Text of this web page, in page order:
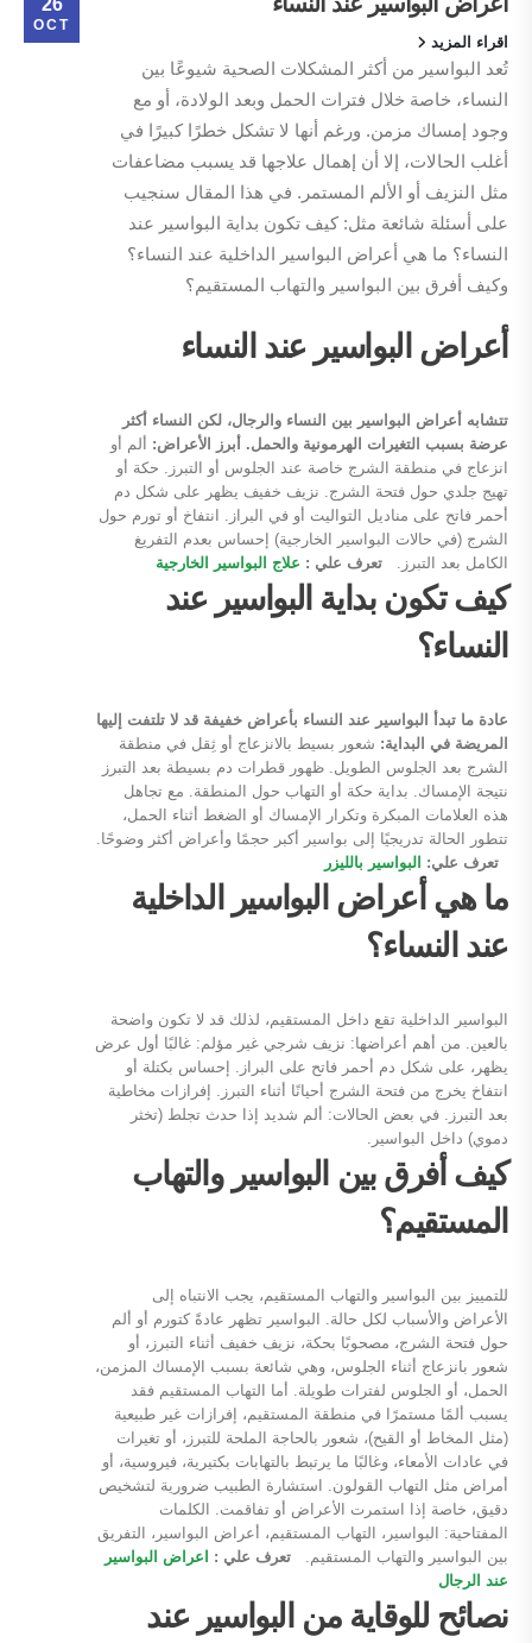
26
OCT
اقراء المزيد
تُعد البواسير من أكثر المشكلات الصحية شيوعًا بين
النساء، خاصة خلال فترات الحمل وبعد الولادة، أو مع
وجود إمساك مزمن. ورغم أنها لا تشكل خطرًا كبيرًا في
أغلب الحالات، إلا أن إهمال علاجها قد يسبب مضاعفات
مثل النزيف أو الألم المستمر. في هذا المقال سنجيب
على أسئلة شائعة مثل: كيف تكون بداية البواسير عند
النساء؟ ما هي أعراض البواسير الداخلية عند النساء؟
وكيف أفرق بين البواسير والتهاب المستقيم؟
أعراض البواسير عند النساء
تتشابه أعراض البواسير بين النساء والرجال، لكن النساء أكثر
عرضة بسبب التغيرات الهرمونية والحمل. أبرز الأعراض: ألم أو
انزعاج في منطقة الشرج خاصة عند الجلوس أو التبرز. حكة أو
تهيج جلدي حول فتحة الشرج. نزيف خفيف يظهر على شكل دم
أحمر فاتح على مناديل التواليت أو في البراز. انتفاخ أو تورم حول
الشرج (في حالات البواسير الخارجية) إحساس بعدم التفريغ
الكامل بعد التبرز. تعرف علي : علاج البواسير الخارجية
كيف تكون بداية البواسير عند
النساء؟
عادة ما تبدأ البواسير عند النساء بأعراض خفيفة قد لا تلتفت إليها
المريضة في البداية: شعور بسيط بالانزعاج أو ثِقل في منطقة
الشرج بعد الجلوس الطويل. ظهور قطرات دم بسيطة بعد التبرز
نتيجة الإمساك. بداية حكة أو التهاب حول المنطقة. مع تجاهل
هذه العلامات المبكرة وتكرار الإمساك أو الضغط أثناء الحمل،
تتطور الحالة تدريجيًا إلى بواسير أكبر حجمًا وأعراض أكثر وضوحًا.
تعرف علي: البواسير بالليزر
ما هي أعراض البواسير الداخلية
عند النساء؟
البواسير الداخلية تقع داخل المستقيم، لذلك قد لا تكون واضحة
بالعين. من أهم أعراضها: نزيف شرجي غير مؤلم: غالبًا أول عرض
يظهر، على شكل دم أحمر فاتح على البراز. إحساس بكتلة أو
انتفاخ يخرج من فتحة الشرج أحيانًا أثناء التبرز. إفرازات مخاطية
بعد التبرز. في بعض الحالات: ألم شديد إذا حدث تجلط (تخثر
دموي) داخل البواسير.
كيف أفرق بين البواسير والتهاب
المستقيم؟
للتمييز بين البواسير والتهاب المستقيم، يجب الانتباه إلى
الأعراض والأسباب لكل حالة. البواسير تظهر عادةً كتورم أو ألم
حول فتحة الشرج، مصحوبًا بحكة، نزيف خفيف أثناء التبرز، أو
شعور بانزعاج أثناء الجلوس، وهي شائعة بسبب الإمساك المزمن،
الحمل، أو الجلوس لفترات طويلة. أما التهاب المستقيم فقد
يسبب ألمًا مستمرًا في منطقة المستقيم، إفرازات غير طبيعية
(مثل المخاط أو القيح)، شعور بالحاجة الملحة للتبرز، أو تغيرات
في عادات الأمعاء، وغالبًا ما يرتبط بالتهابات بكتيرية، فيروسية، أو
أمراض مثل التهاب القولون. استشارة الطبيب ضرورية لتشخيص
دقيق، خاصة إذا استمرت الأعراض أو تفاقمت. الكلمات
المفتاحية: البواسير، التهاب المستقيم، أعراض البواسير، التفريق
بين البواسير والتهاب المستقيم. تعرف علي :
اعراض البواسير
عند الرجال
نصائح للوقاية من البواسير عند